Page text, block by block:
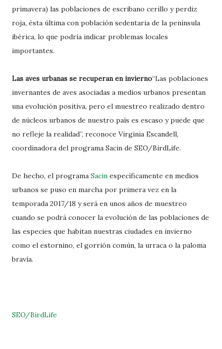
primavera) las poblaciones de escribano cerillo y perdiz
roja, ésta última con población sedentaria de la península
ibérica, lo que podría indicar problemas locales
importantes.
Las aves urbanas se recuperan en invierno“Las poblaciones
invernantes de aves asociadas a medios urbanos presentan
una evolución positiva, pero el muestreo realizado dentro
de núcleos urbanos de nuestro país es escaso y puede que
no refleje la realidad”, reconoce Virginia Escandell,
coordinadora del programa Sacin de SEO/BirdLife.
De hecho, el programa Sacin específicamente en medios
urbanos se puso en marcha por primera vez en la
temporada 2017/18 y será en unos años de muestreo
cuando se podrá conocer la evolución de las poblaciones de
las especies que habitan nuestras ciudades en invierno
como el estornino, el gorrión común, la urraca o la paloma
bravía.
SEO/BirdLife